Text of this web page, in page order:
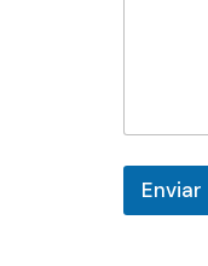
Enviar